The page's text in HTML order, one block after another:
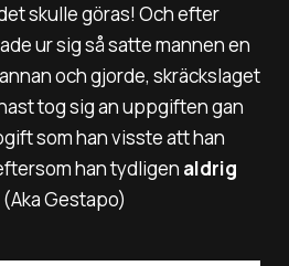
skulle göras! Och efter
ur sig så satte mannen en
och gjorde, skräckslaget
tog sig an uppgiften gan
som han visste att han
han tydligen aldrig
Gestapo)